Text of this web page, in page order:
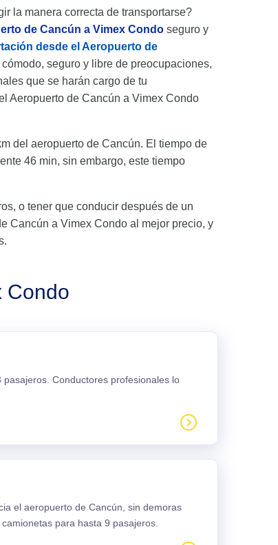
la manera correcta de transportarse?
de Cancún a Vimex Condo seguro y
desde el Aeropuerto de
seguro y libre de preocupaciones,
que se harán cargo de tu
Aeropuerto de Cancún a Vimex Condo
del aeropuerto de Cancún. El tiempo de
46 min, sin embargo, este tiempo
o tener que conducir después de un
Cancún a Vimex Condo al mejor precio, y
Condo
Conductores profesionales lo
el aeropuerto de Cancún, sin demoras
para hasta 9 pasajeros.